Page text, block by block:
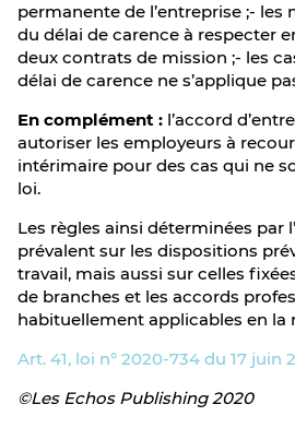
permanente de l’entreprise ;- les
du délai de carence à respecter
deux contrats de mission ;- les
délai de carence ne s’applique
En complément : l’accord
autoriser les employeurs à
intérimaire pour des cas qui ne
loi.
Les règles ainsi déterminées par
prévalent sur les dispositions
travail, mais aussi sur celles
de branches et les accords
habituellement applicables en la
Art. 41, loi n° 2020-734 du 17 juin
©Les Echos Publishing 2020